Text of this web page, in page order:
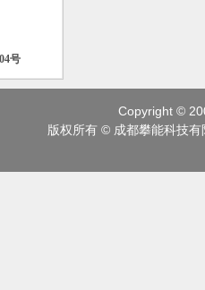
号
Copyright ©
版权所有 © 成都攀能科技